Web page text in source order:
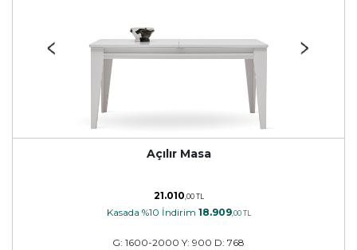
Açılır Masa
21.010,00 TL
Kasada %10 İndirim 18.909,00 TL
G: 1600-2000 Y: 900 D: 768